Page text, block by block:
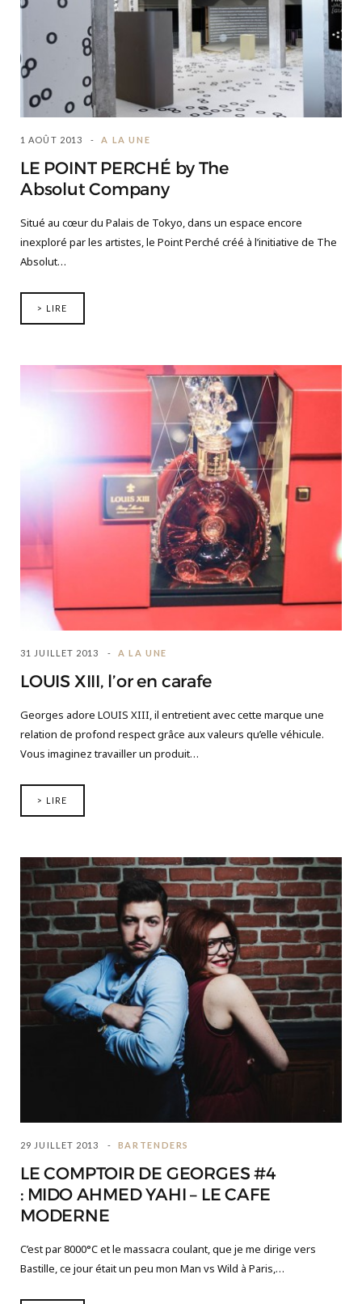
1 AOÛT 2013 A LA UNE
LE POINT PERCHÉ by The
Absolut Company
Situé au cœur du Palais de Tokyo, dans un espace encore
inexploré par les artistes, le Point Perché créé à l’initiative de The
Absolut…
> LIRE
31 JUILLET 2013 A LA UNE
LOUIS XIII, l’or en carafe
Georges adore LOUIS XIII, il entretient avec cette marque une
relation de profond respect grâce aux valeurs qu’elle véhicule.
Vous imaginez travailler un produit…
> LIRE
29 JUILLET 2013 BARTENDERS
LE COMPTOIR DE GEORGES #4
: MIDO AHMED YAHI – LE CAFE
MODERNE
C’est par 8000°C et le massacra coulant, que je me dirige vers
Bastille, ce jour était un peu mon Man vs Wild à Paris,…